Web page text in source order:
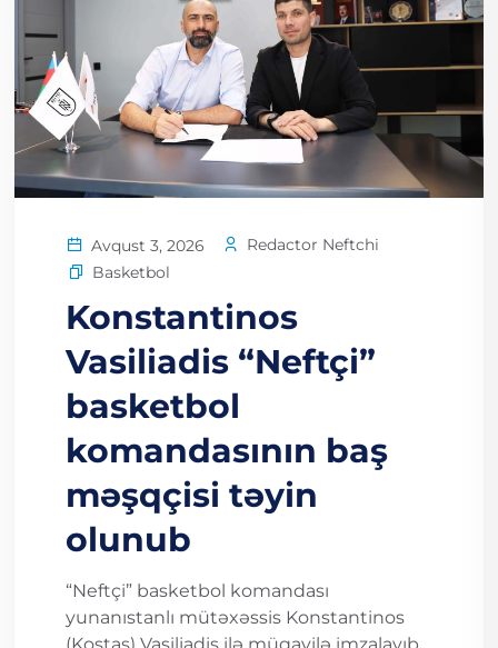
Avqust 3, 2026
Redactor Neftchi
Basketbol
Konstantinos
Vasiliadis “Neftçi”
basketbol
komandasının baş
məşqçisi təyin
olunub
“Neftçi” basketbol komandası
yunanıstanlı mütəxəssis Konstantinos
(Kostas) Vasiliadis ilə müqavilə imzalayıb.